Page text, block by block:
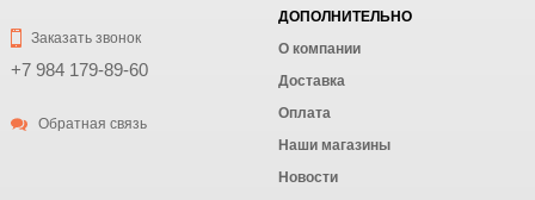
Заказать звонок
+7 984 179-89-60
Обратная связь
ДОПОЛНИТЕЛЬНО
О компании
Доставка
Оплата
Наши магазины
Новости